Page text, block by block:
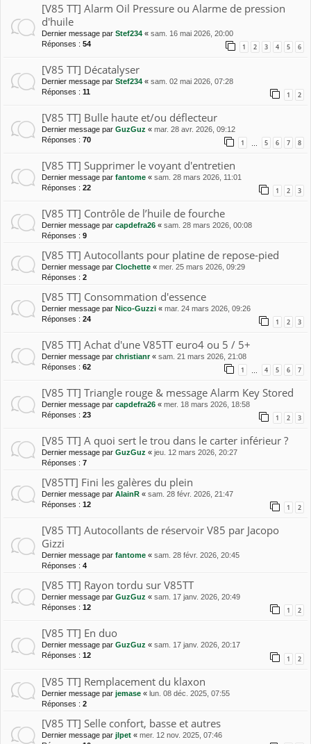
[V85 TT] Alarm Oil Pressure ou Alarme de pression
d'huile
Dernier message par Stef234 « sam. 16 mai 2026, 20:00
Réponses : 54 1 2 3 4 5 6
[V85 TT] Décatalyser
Dernier message par Stef234 « sam. 02 mai 2026, 07:28
Réponses : 11 1 2
[V85 TT] Bulle haute et/ou déflecteur
Dernier message par GuzGuz « mar. 28 avr. 2026, 09:12
Réponses : 70 1 5 6 7 8
[V85 TT] Supprimer le voyant d'entretien
Dernier message par fantome « sam. 28 mars 2026, 11:01
Réponses : 22 1 2 3
[V85 TT] Contrôle de l’huile de fourche
Dernier message par capdefra26 « sam. 28 mars 2026, 00:08
Réponses : 9
[V85 TT] Autocollants pour platine de repose-pied
Dernier message par Clochette « mer. 25 mars 2026, 09:29
Réponses : 2
[V85 TT] Consommation d'essence
Dernier message par Nico-Guzzi « mar. 24 mars 2026, 09:26
Réponses : 24 1 2 3
[V85 TT] Achat d'une V85TT euro4 ou 5 / 5+
Dernier message par christianr« sam. 21 mars 2026, 21:08
Réponses : 62 1 … 4 5 6 7
[V85 TT] Triangle rouge & message Alarm Key Stored
Dernier message par capdefra26 « mer. 18 mars 2026, 18:58
Réponses : 23 1 2 3
[V85 TT] A quoi sert le trou dans le carter inférieur ?
Dernier message par GuzGuz « jeu. 12 mars 2026, 20:27
Réponses : 7
[V85TT] Fini les galères du plein
Dernier message par AlainR « sam. 28 févr. 2026, 21:47
Réponses : 12 1 2
[V85 TT] Autocollants de réservoir V85 par Jacopo
Gizzi
Dernier message par fantome « sam. 28 févr. 2026, 20:45
Réponses : 4
[V85 TT] Rayon tordu sur V85TT
Dernier message par GuzGuz « sam. 17 janv. 2026, 20:49
Réponses : 12 1 2
[V85 TT] En duo
Dernier message par GuzGuz « sam. 17 janv. 2026, 20:17
Réponses : 12 1 2
[V85 TT] Remplacement du klaxon
Dernier message par jemase « lun. 08 déc. 2025, 07:55
Réponses : 2
[V85 TT] Selle confort, basse et autres
Dernier message par jlpet « mer. 12 nov. 2025, 07:46